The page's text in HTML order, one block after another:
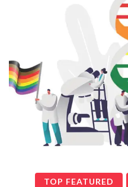
TOP FEATURED